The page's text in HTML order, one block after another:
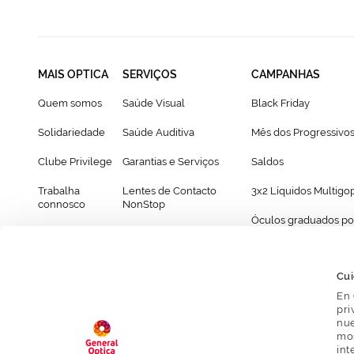
En
MAIS OPTICA
Quem somos
Solidariedade
Clube Privilege
Trabalha
connosco
SERVIÇOS
Saúde Visual
Saúde Auditiva
Garantias e Serviços
Lentes de Contacto
NonStop
CAMPANHAS
Black Friday
Mês dos Progressivos
Saldos
3x2 Líquidos
Óculos graduados